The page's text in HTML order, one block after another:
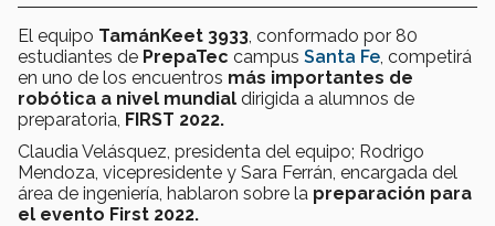
El equipo TamánKeet 3933 , conformado por 80
estudiantes de PrepaTec campus Santa Fe , competirá
en uno de los encuentros más importantes de
robótica a nivel mundial dirigida a alumnos de
preparatoria, FIRST 2022.
Claudia Velásquez, presidenta del equipo; Rodrigo
Mendoza, vicepresidente y Sara Ferrán, encargada del
área de ingeniería, hablaron sobre la preparación para
el evento First 2022.